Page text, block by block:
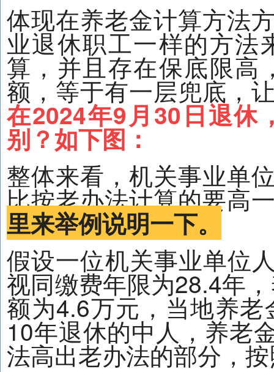
体现在养老金计算方法
业退休职工一样的方法
算，并且存在保底限高
额，等于有一层兜底，
在2024年9月30日退休
别？如下图：
整体来看，机关事业单
比按老办法计算的要高
里来举例说明一下。
假设一位机关事业单位
视同缴费年限为28.4年
额为4.6万元，当地养
10年退休的中人，养老
法高出老办法的部分，